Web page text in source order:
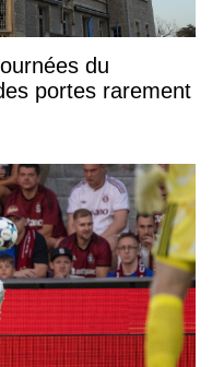
du
portes rarement